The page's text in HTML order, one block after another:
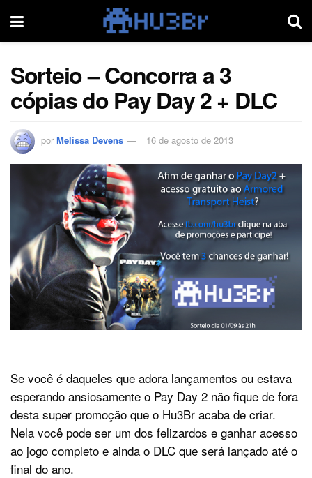
Sorteio – Concorra a 3
cópias do Pay Day 2 + DLC
por Melissa Devens 16 de agosto de 2013
Se você é daqueles que adora lançamentos ou estava
esperando ansiosamente o Pay Day 2 não fique de fora
desta super promoção que o Hu3Br acaba de criar.
Nela você pode ser um dos felizardos e ganhar acesso
ao jogo completo e ainda o DLC que será lançado até o
final do ano.